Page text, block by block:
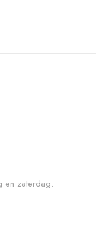
zaterdag.